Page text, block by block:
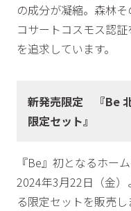
の成分が凝縮。森林
コサートコスモス認
を追求しています。
新発売限定 『Be
限定セット』
『Be』初となるホー
2024年3月22日（金
る限定セットを販売